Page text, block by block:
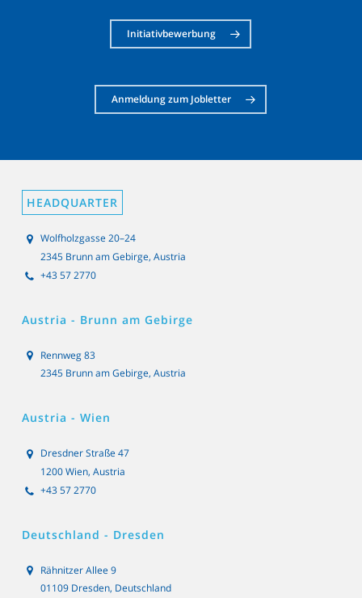
Initiativbewerbung
Anmeldung zum Jobletter
HEADQUARTER
Wolfholzgasse 20–24
2345 Brunn am Gebirge, Austria
+43 57 2770
Austria - Brunn am Gebirge
Rennweg 83
2345 Brunn am Gebirge, Austria
Austria - Wien
Dresdner Straße 47
1200 Wien, Austria
+43 57 2770
Deutschland - Dresden
Rähnitzer Allee 9
01109 Dresden, Deutschland